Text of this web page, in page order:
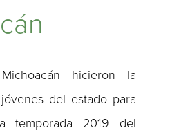
hicieron la
del estado para
temporada 2019 del